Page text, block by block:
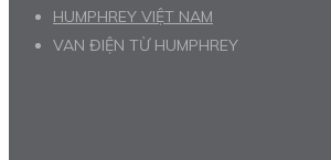
HUMPHREY VIỆT NAM
VAN ĐIỆN TỪ HUMPHREY